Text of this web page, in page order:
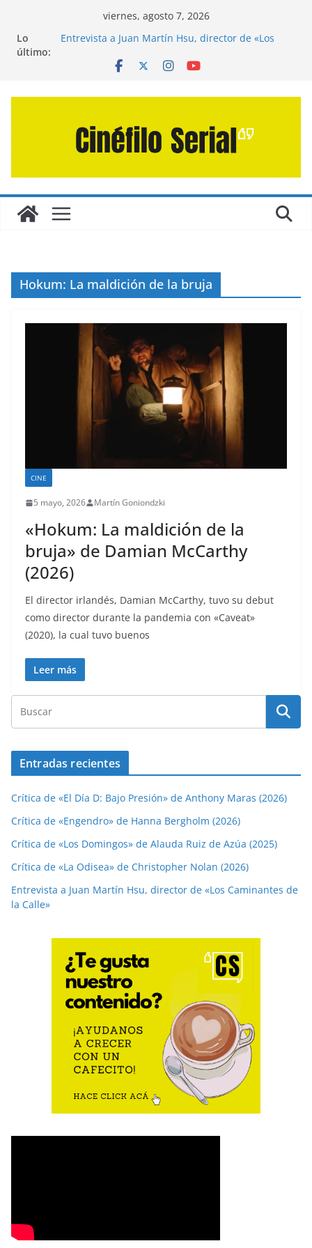
contenido
viernes, agosto 7, 2026
Lo
último:
Entrevista a Juan Martín Hsu, director de «Los
Crítica de «El Día D: Bajo Presión» de Anthony
Crítica de «Engendro» de Hanna Bergholm (2026)
Crítica de «La Odisea» de Christopher Nolan
(2026)
Hokum: La maldición de la bruja
CINE
5 mayo, 2026 Martín Goniondzki
«Hokum: La maldición de la
bruja» de Damian McCarthy
(2026)
El director irlandés, Damian McCarthy, tuvo su debut
como director durante la pandemia con «Caveat»
(2020), la cual tuvo buenos
Leer más
Entradas recientes
Crítica de «El Día D: Bajo Presión» de Anthony Maras (2026)
Crítica de «Engendro» de Hanna Bergholm (2026)
Crítica de «Los Domingos» de Alauda Ruiz de Azúa (2025)
Crítica de «La Odisea» de Christopher Nolan (2026)
Entrevista a Juan Martín Hsu, director de «Los Caminantes de
la Calle»